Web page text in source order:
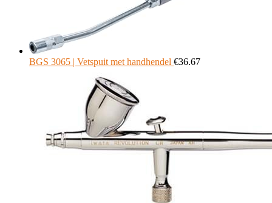
BGS 3065 | Vetspuit met handhendel €36.67